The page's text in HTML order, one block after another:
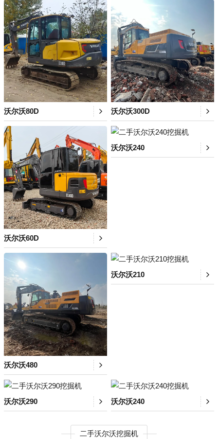
沃尔沃80D 沃尔沃300D
沃尔沃60D
沃尔沃240
沃尔沃480
沃尔沃210
沃尔沃290 沃尔沃240
二手沃尔沃挖掘机